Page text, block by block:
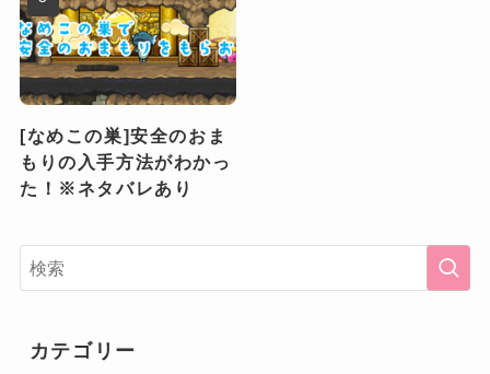
[なめこの巣]安全のおま
もりの入手方法がわかっ
た！※ネタバレあり
カテゴリー